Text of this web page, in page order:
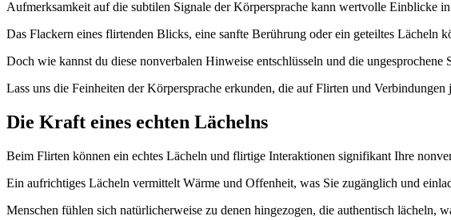
Aufmerksamkeit auf die subtilen Signale der Körpersprache kann wertvolle Einblicke
Das Flackern eines flirtenden Blicks, eine sanfte Berührung oder ein geteiltes Lächeln
Doch wie kannst du diese nonverbalen Hinweise entschlüsseln und die ungesprochene
Lass uns die Feinheiten der Körpersprache erkunden, die auf Flirten und Verbindungen
Die Kraft eines echten Lächelns
Beim Flirten können ein echtes Lächeln und flirtige Interaktionen signifikant Ihre
Ein aufrichtiges Lächeln vermittelt Wärme und Offenheit, was Sie zugänglich und
Menschen fühlen sich natürlicherweise zu denen hingezogen, die authentisch